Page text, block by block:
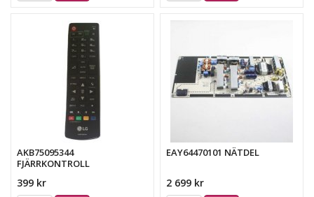
AKB75095344
FJÄRRKONTROLL
399 kr
EAY64470101 NÄTDEL
2 699 kr